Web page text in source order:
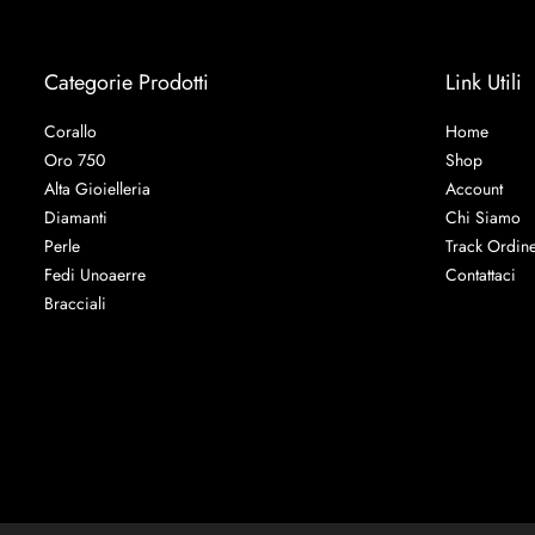
Categorie Prodotti
Corallo
Oro 750
Alta Gioielleria
Diamanti
Perle
Fedi Unoaerre
Bracciali
Link Utili
Home
Shop
Account
Chi Siamo
Track
Contattaci